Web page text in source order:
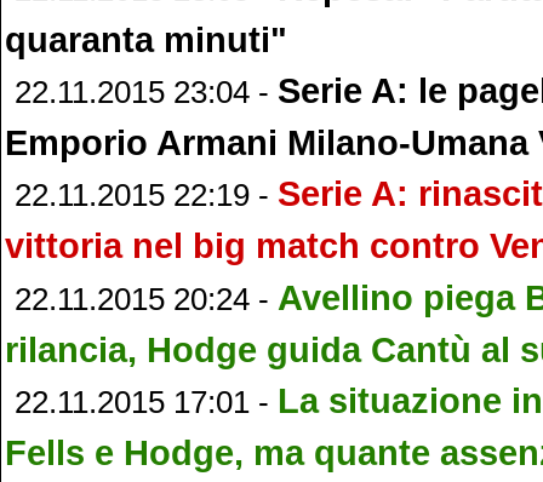
quaranta minuti"
22.11.2015 23:04 - Serie A: le
Emporio Armani Milano-Umana
22.11.2015 22:19 - Serie A:
vittoria nel big match contro
22.11.2015 20:24 - Avellino piega
rilancia, Hodge guida Cantù al
22.11.2015 17:01 - La situazione
Fells e Hodge, ma quante